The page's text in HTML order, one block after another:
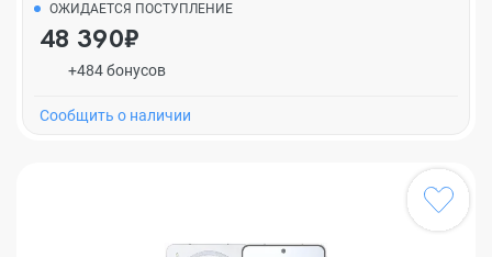
ОЖИДАЕТСЯ ПОСТУПЛЕНИЕ
48 390₽
+484 бонусов
Cообщить о наличии